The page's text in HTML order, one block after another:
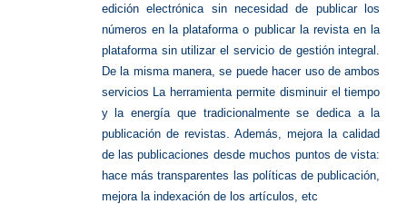
edición electrónica sin necesidad de publicar los
números en la plataforma o publicar la revista en la
plataforma sin utilizar el servicio de gestión integral.
De la misma manera, se puede hacer uso de ambos
servicios La herramienta permite disminuir el tiempo
y la energí­a que tradicionalmente se dedica a la
publicación de revistas. Además, mejora la calidad
de las publicaciones desde muchos puntos de vista:
hace más transparentes las polí­ticas de publicación,
mejora la indexación de los artí­culos, etc